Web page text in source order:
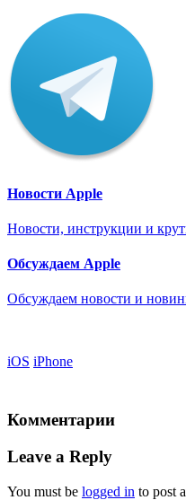
Новости Apple
Новости, инструкции и
Обсуждаем Apple
Обсуждаем новости и
iOS iPhone
Комментарии
Leave a Reply
You must be logged in to post